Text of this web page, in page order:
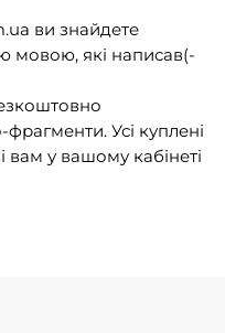
(527)
(55)
ви знайдете
мовою, які написав(-
Усі куплені
вам у вашому кабінеті